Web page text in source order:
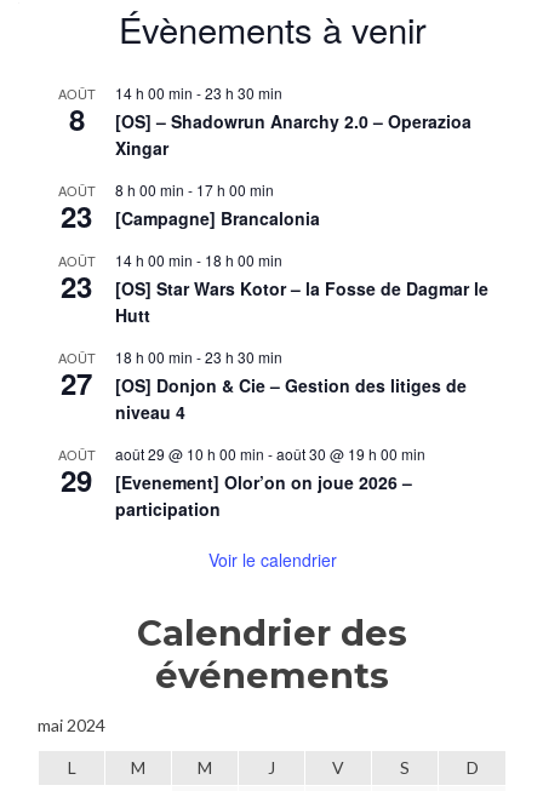
Évènements à venir
AOÛT
8
14 h 00 min -23 h 30 min
[OS] – Shadowrun Anarchy 2.0 – Operazioa
Xingar
AOÛT
23
8 h 00 min - 17 h 00 min
[Campagne] Brancalonia
AOÛT
23
14 h 00 min - 18 h 00 min
[OS] Star Wars Kotor – la Fosse de Dagmar le
Hutt
AOÛT
27
18 h 00 min -23 h 30 min
[OS] Donjon & Cie – Gestion des litiges de
niveau 4
AOÛT
29
août 29 @ 10 h 00 min -août 30 @ 19 h 00 min
[Evenement] Olor’on on joue 2026 –
participation
Voir le calendrier
Calendrier des
événements
mai 2024
L M M J V S
D